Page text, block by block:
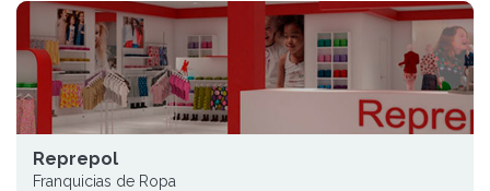
Reprepol
Franquicias de Ropa